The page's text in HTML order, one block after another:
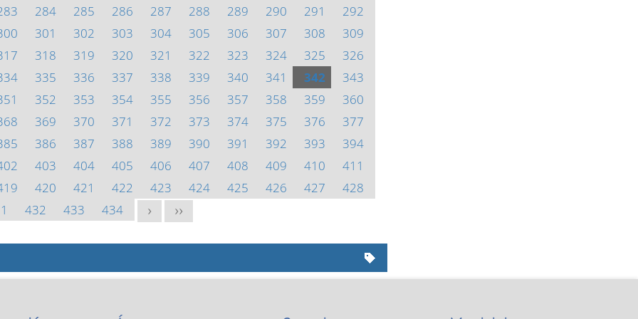
284 285 286 287 288 289 290 291
292
301 302 303 304 305 306 307 308
309
318 319 320 321 322 323 324 325
326
335 336 337 338 339 340 341 342
343
352 353 354 355 356 357 358 359
360
369 370 371 372 373 374 375 376
377
386 387 388 389 390 391 392 393
394
403 404 405 406 407 408 409 410
411
420 421 422 423 424 425 426 427
428
432 433 434 > >>